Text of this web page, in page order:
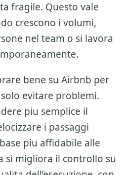
fragile. Questo vale
crescono i volumi,
nel team o si lavora
bene su Airbnb per
evitare problemi.
piu semplice il
i passaggi
piu affidabile alle
si migliora il controllo su